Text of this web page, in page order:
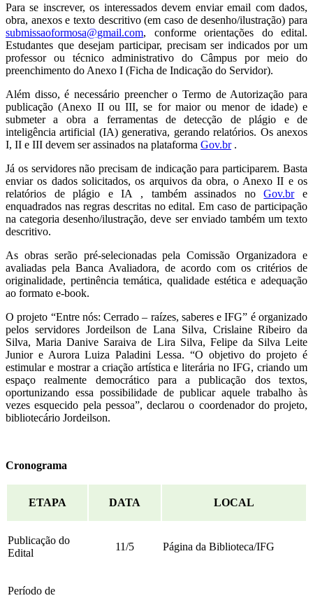
Para se inscrever, os interessados devem enviar email com dados,
obra, anexos e texto descritivo (em caso de desenho/ilustração) para
submissaoformosa@gmail.com, conforme orientações do edital.
Estudantes que desejam participar, precisam ser indicados por um
professor ou técnico administrativo do Câmpus por meio do
preenchimento do Anexo I (Ficha de Indicação do Servidor).
Além disso, é necessário preencher o Termo de Autorização para
publicação (Anexo II ou III, se for maior ou menor de idade) e
submeter a obra a ferramentas de detecção de plágio e de
inteligência artificial (IA) generativa, gerando relatórios. Os anexos
I, II e III devem ser assinados na plataforma Gov.br.
Já os servidores não precisam de indicação para participarem. Basta
enviar os dados solicitados, os arquivos da obra, o Anexo II e os
relatórios de plágio e IA , também assinados noGov.bre
enquadrados nas regras descritas no edital. Em caso de participação
na categoria desenho/ilustração, deve ser enviado também um texto
descritivo.
As obras serão pré-selecionadas pela Comissão Organizadora e
avaliadas pela Banca Avaliadora, de acordo com os critérios de
originalidade, pertinência temática, qualidade estética e adequação
ao formato e-book.
O projeto “Entre nós: Cerrado – raízes, saberes e IFG” é organizado
pelos servidores Jordeilson de Lana Silva, Crislaine Ribeiro da
Silva, Maria Danive Saraiva de Lira Silva, Felipe da Silva Leite
Junior e Aurora Luiza Paladini Lessa. “O objetivo do projeto é
estimular e mostrar a criação artística e literária no IFG, criando um
espaço realmente democrático para a publicação dos textos,
oportunizando essa possibilidade de publicar aquele trabalho às
vezes esquecido pela pessoa”, declarou o coordenador do projeto,
bibliotecário Jordeilson.
Cronograma
ETAPA DATA LOCAL
Publicação do
Edital
11/5 Página da Biblioteca/IFG
Período de